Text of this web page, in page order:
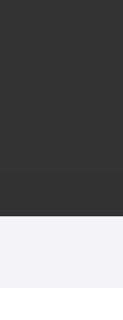
hetki Full HD